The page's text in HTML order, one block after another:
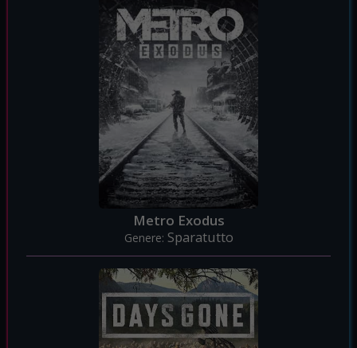
Metro Exodus
Genere: Sparatutto